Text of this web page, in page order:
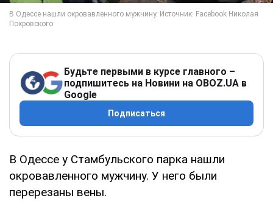
Будьте первыми в курсе главного –
подпишитесь на Новини на OBOZ.UA в
Google
Подписаться
В Одессе у Стамбульского парка нашли
окровавленного мужчину. У него были
перерезаны вены.